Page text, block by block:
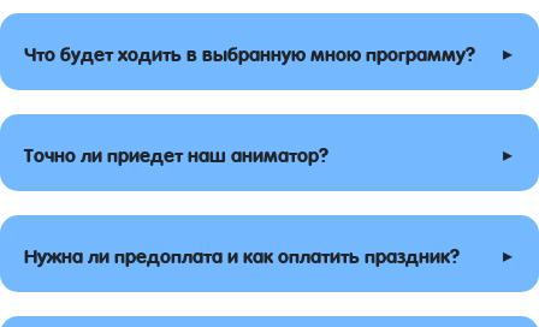
Что будет ходить в выбранную мною программу? ▸
Точно ли приедет наш аниматор? ▸
Нужна ли предоплата и как оплатить праздник? ▸